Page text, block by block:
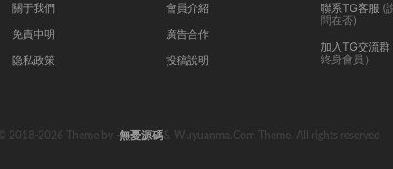
關于我們
免責申明
隐私政策
會員介紹
廣告合作
投稿說明
聯系TG客服 (
問在否)
加入TG交流群
終身會員）
© 2018-2026 Theme by -無憂源碼& Wuyuanma.Com Theme. All rights reserved